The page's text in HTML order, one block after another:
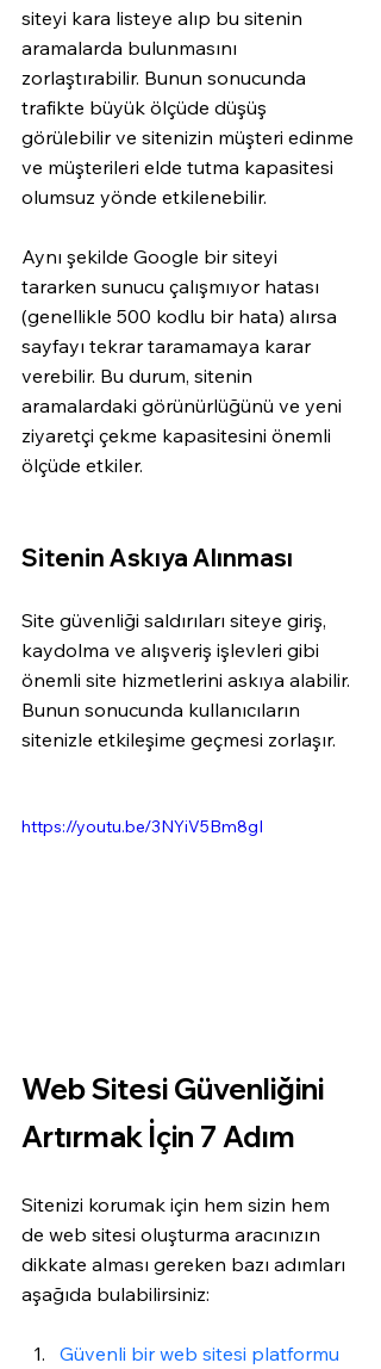
siteyi kara listeye alıp bu sitenin
aramalarda bulunmasını
zorlaştırabilir. Bunun sonucunda
trafikte büyük ölçüde düşüş
görülebilir ve sitenizin müşteri edinme
ve müşterileri elde tutma kapasitesi
olumsuz yönde etkilenebilir.
Aynı şekilde Google bir siteyi
tararken sunucu çalışmıyor hatası
(genellikle 500 kodlu bir hata) alırsa
sayfayı tekrar taramamaya karar
verebilir. Bu durum, sitenin
aramalardaki görünürlüğünü ve yeni
ziyaretçi çekme kapasitesini önemli
ölçüde etkiler.
Sitenin Askıya Alınması
Site güvenliği saldırıları siteye giriş,
kaydolma ve alışveriş işlevleri gibi
önemli site hizmetlerini askıya alabilir.
Bunun sonucunda kullanıcıların
sitenizle etkileşime geçmesi zorlaşır.
https://youtu.be/3NYiV5Bm8gI
Web Sitesi Güvenliğini
Artırmak İçin 7 Adım
Sitenizi korumak için hem sizin hem
de web sitesi oluşturma aracınızın
dikkate alması gereken bazı adımları
aşağıda bulabilirsiniz:
Güvenli bir web sitesi platformu